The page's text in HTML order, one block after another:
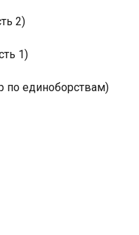
2)
1)
по единоборствам)